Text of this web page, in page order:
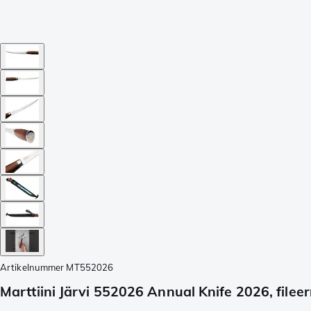
Artikelnummer MT552026
Marttiini Järvi 552026 Annual Knife 2026,